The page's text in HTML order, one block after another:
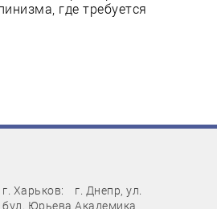
где требуется
г. Харьков:
бул. Юрьева,
г. Днепр, ул.
Академика